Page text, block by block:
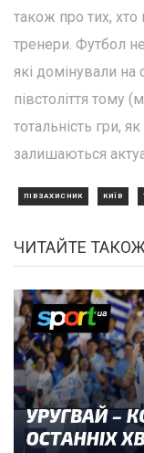
також про тих,
тренери. Футбол не
які домінували
півстоліття тому
тотальність гри,
залишаються
ПІВЗАХИСНИК КИЇВ
ЧИТАЙТЕ